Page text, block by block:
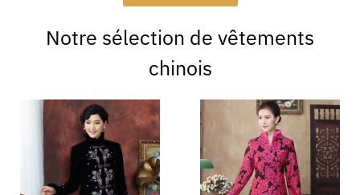
Notre sélection de vêtements
chinois